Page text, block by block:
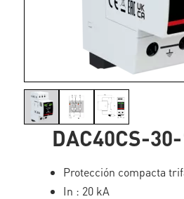
DAC40CS-
Protección compacta
In : 20 kA